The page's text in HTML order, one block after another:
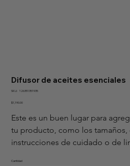
Difusor de aceites esenciales
SKU: SKU
126351351935
Precio
$1,190.00
Este es un buen lugar para
tu producto, como los tamaños,
instrucciones de cuidado o de
Cantidad